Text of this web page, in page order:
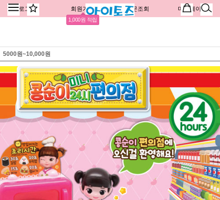
로그인 회원가입
1,000원 적립
주문조회 마이페이지
5000원~10,000원